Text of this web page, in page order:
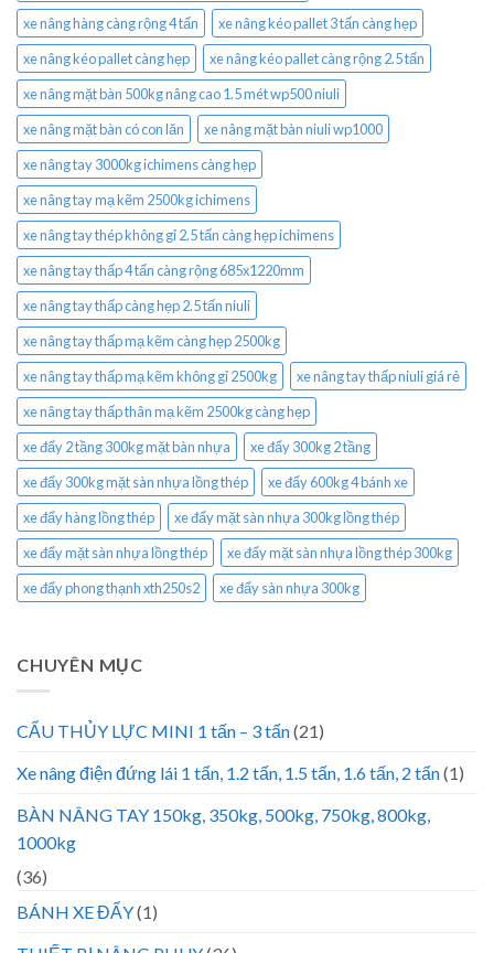
xe nâng hàng càng rộng 4 tấn
xe nâng kéo pallet 3 tấn càng hẹp
xe nâng kéo pallet càng hẹp
xe nâng kéo pallet càng rộng 2.5 tấn
xe nâng mặt bàn 500kg nâng cao 1.5 mét wp500 niuli
xe nâng mặt bàn có con lăn
xe nâng mặt bàn niuli wp1000
xe nâng tay 3000kg ichimens càng hẹp
xe nâng tay mạ kẽm 2500kg ichimens
xe nâng tay thép không gỉ 2.5 tấn càng hẹp ichimens
xe nâng tay thấp 4 tấn càng rộng 685x1220mm
xe nâng tay thấp càng hẹp 2.5 tấn niuli
xe nâng tay thấp mạ kẽm càng hẹp 2500kg
xe nâng tay thấp mạ kẽm không gỉ 2500kg
xe nâng tay thấp niuli giá rẻ
xe nâng tay thấp thân mạ kẽm 2500kg càng hẹp
xe đẩy 2 tầng 300kg mặt bàn nhựa
xe đẩy 300kg 2 tầng
xe đẩy 300kg mặt sàn nhựa lồng thép
xe đẩy 600kg 4 bánh xe
xe đẩy hàng lồng thép
xe đẩy mặt sàn nhựa 300kg lồng thép
xe đẩy mặt sàn nhựa lồng thép
xe đẩy mặt sàn nhựa lồng thép 300kg
xe đẩy phong thạnh xth250s2
xe đẩy sàn nhựa 300kg
CHUYÊN MỤC
CẨU THỦY LỰC MINI 1 tấn – 3 tấn(21)
Xe nâng điện đứng lái 1 tấn, 1.2 tấn, 1.5 tấn, 1.6 tấn, 2 tấn(1)
BÀN NÂNG TAY 150kg, 350kg, 500kg, 750kg, 800kg,
1000kg
(36)
BÁNH XE ĐẨY(1)